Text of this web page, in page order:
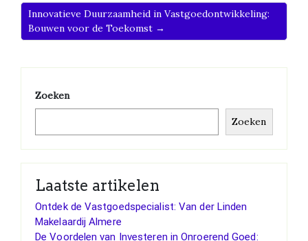
Innovatieve Duurzaamheid in Vastgoedontwikkeling:
Bouwen voor de Toekomst →
Zoeken
Zoeken
Laatste artikelen
Ontdek de Vastgoedspecialist: Van der Linden
Makelaardij Almere
De Voordelen van Investeren in Onroerend Goed: